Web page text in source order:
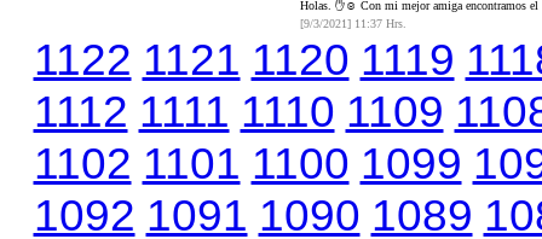
Holas. ✋☺️ Con mi mejor amiga encontramos el
[9/3/2021] 11:37 Hrs.
1122 1121 1120 1119
1112 1111 1110 1109
1102 1101 1100 1099
1092 1091 1090 1089